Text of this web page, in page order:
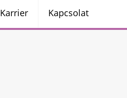
Karrier Kapcsolat